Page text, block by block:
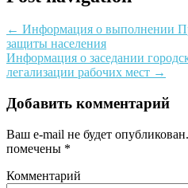
← Информация о выполнении
защиты населения
Информация о заседании
легализации рабочих мест →
Добавить комментарий
Ваш e-mail не будет опубликован.
помечены *
Комментарий